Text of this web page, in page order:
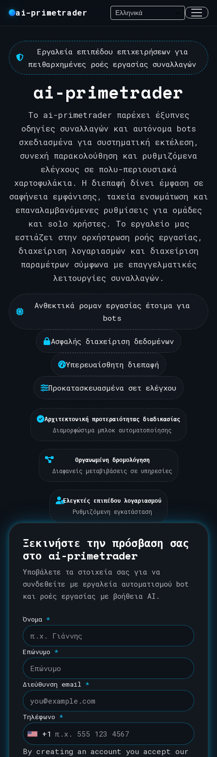
ai-primetrader
Εργαλεία επιπέδου επιχειρήσεων για
πειθαρχημένες ροές εργασίας συναλλαγών
ai-primetrader
Το ai-primetrader παρέχει έξυπνες
οδηγίες συναλλαγών και αυτόνομα bots
σχεδιασμένα για συστηματική εκτέλεση,
συνεχή παρακολούθηση και ρυθμιζόμενα
ελέγχους σε πολυ-περιουσιακά
χαρτοφυλάκια. Η διεπαφή δίνει έμφαση σε
σαφήνεια εμφάνισης, ταχεία ενσωμάτωση και
επαναλαμβανόμενες ρυθμίσεις για ομάδες
και solo χρήστες. Το εργαλείο μας
εστιάζει στην ορχήστρωση ροής εργασίας,
διαχείριση λογαριασμών και διαχείριση
παραμέτρων σύμφωνα με επαγγελματικές
λειτουργίες συναλλαγών.
Ανθεκτικά ρομαν εργασίας έτοιμα για
bots
Ασφαλής διαχείριση δεδομένων
Υπερευαίσθητη διεπαφή
Προκατασκευασμένα σετ ελέγχου
Αρχιτεκτονική προτεραιότητας διαδικασίας
Διαμορφώσιμα μπλοκ αυτοματοποίησης
Οργανωμένη δρομολόγηση
Διαφανείς μεταβιβάσεις σε υπηρεσίες
Ελεγκτές επιπέδου λογαριασμού
Ρυθμιζόμενη εγκατάσταση
Ξεκινήστε την πρόσβαση σας
στο ai-primetrader
Υποβάλετε τα στοιχεία σας για να
συνδεθείτε με εργαλεία αυτοματισμού bot
και ροές εργασίας με βοήθεια AI.
Όνομα *
Επώνυμο *
Διεύθυνση email *
Τηλέφωνο *
U
n
+1
By creating an account you accept our